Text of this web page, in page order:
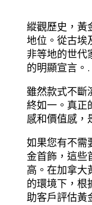
縱觀歷史，黃
地位。從古埃
非等地的世代
的明顯宣言。.
雖然款式不斷
終如一。真正
感和價值感，
如果您有不需
金首飾，這些
高。在加拿大
的環境下，根
助客戶評估黃